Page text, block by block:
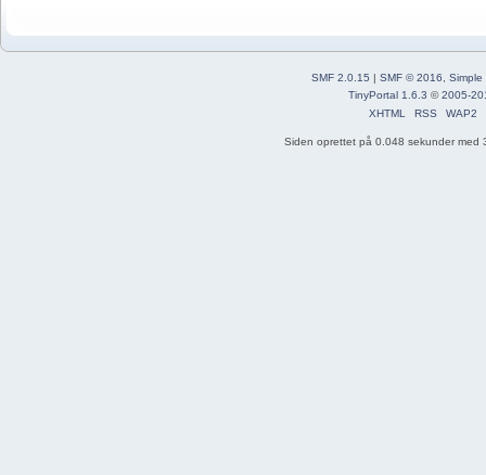
SMF 2.0.15 | SMF © 2016
Simple
TinyPortal 1.6.3 ©2005-
XHTML
RSS WAP2
Siden oprettet på 0.048 sekunder med